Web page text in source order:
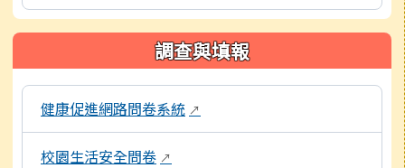
調查與填報
本區域包含各項線上問卷與評量系統連結，點擊後皆會另開
健康促進網路問卷系統 ↗
校園生活安全問卷 ↗